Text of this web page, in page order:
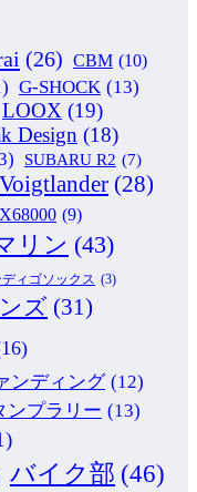
(26) CBM (10)
G-SHOCK (13)
LOOX (19)
Design (18)
SUBARU R2 (7)
Voigtlander (28)
X68000 (9)
リン (43)
ィゴソックス (3)
ズ (31)
ンディング (12)
ンプラリー (13)
バイク部 (46)